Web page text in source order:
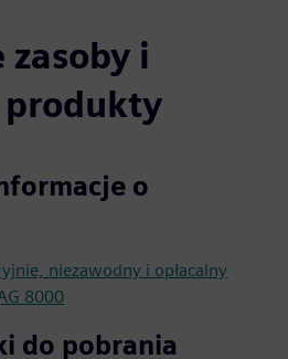
i
produkty
o
niezawodny i opłacalny
8000
do pobrania